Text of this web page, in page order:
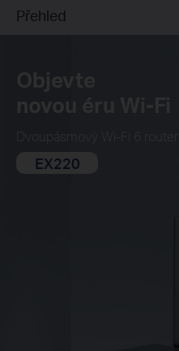
Přehled
Objevte
EX220